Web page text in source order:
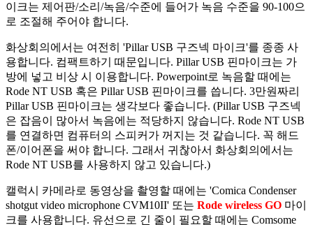
이크는 제어판/소리/녹음/수준에 들어가 녹음 수준을 90-100으
로 조절해 주어야 합니다.
화상회의에서는 여전히 'Pillar USB 구즈넥 마이크'를 종종 사
용합니다. 컴팩트하기 때문입니다. Pillar USB 핀마이크는 가
방에 넣고 비상 시 이용합니다. Powerpoint로 녹음할 때에는
Rode NT USB 혹은 Pillar USB 핀마이크를 씁니다. 3만원짜리
Pillar USB 핀마이크는 생각보다 좋습니다. (Pillar USB 구즈넥
은 잡음이 많아서 녹음에는 적당하지 않습니다. Rode NT USB
를 연결하면 컴퓨터의 스피커가 꺼지는 것 같습니다. 꼭 해드
폰/이어폰을 써야 합니다. 그래서 귀찮아서 화상회의에서는
Rode NT USB를 사용하지 않고 있습니다.)
캘럭시 카메라로 동영상을 촬영할 때에는 'Comica Condenser
shotgut video microphone CVM10II' 또는 Rode wireless GO 마이
크를 사용합니다. 유선으로 긴 줄이 필요할 때에는 Comsome